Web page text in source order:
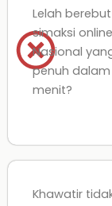
Lelah
simaksi
Nasional
penuh
menit?
Khawatir